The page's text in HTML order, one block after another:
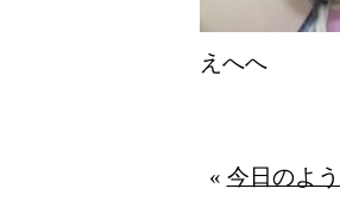
えへへ
« 今日のよ